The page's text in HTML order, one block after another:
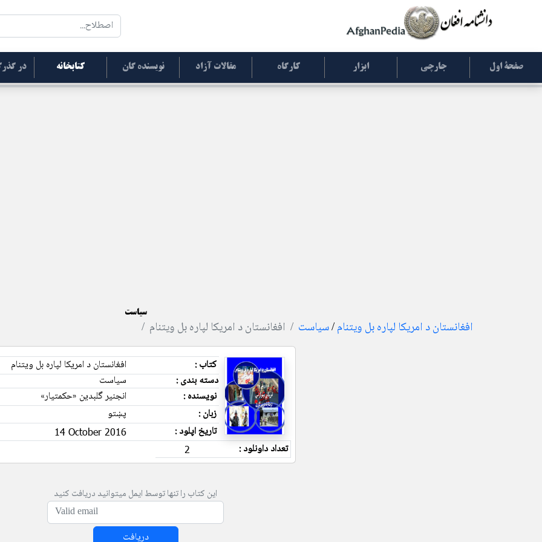
صفحۀ اول جارچی ابزار کارگاه مقالات آزاد نویسنده گان کتابخانه در
سیاست
افغانستان د امریکا لپاره بل ویتنام/سیاست افغانستان د امریکا لپاره بل ویتنام
کتاب :
افغانستان د امریکا لپاره بل ویتنام
دسته بندی :
سیاست
نویسنده :
انجنیر گلبدین «حکمتیار»
زبان :
پښتو
تاریخ اپلود :
14 October 2016
تعداد داونلود : 2
این کتاب را تنها توسط ایمل میتوانید دریافت کنید
دریافت